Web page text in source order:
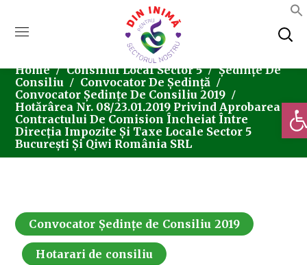
Home Consiliul Local Sector 5
Ședințe De
Consiliu
Convocator De Ședință
Convocator Ședințe De Consiliu 2019
Hotărârea Nr. 08/23.01.2019 Privind Aprobarea
Contractului De Comision Încheiat Între
Direcția Impozite Și Taxe Locale Sector 5
București Și Qiwi România SRL
Convocator Ședințe de Consiliu 2019
Hotarari de consiliu